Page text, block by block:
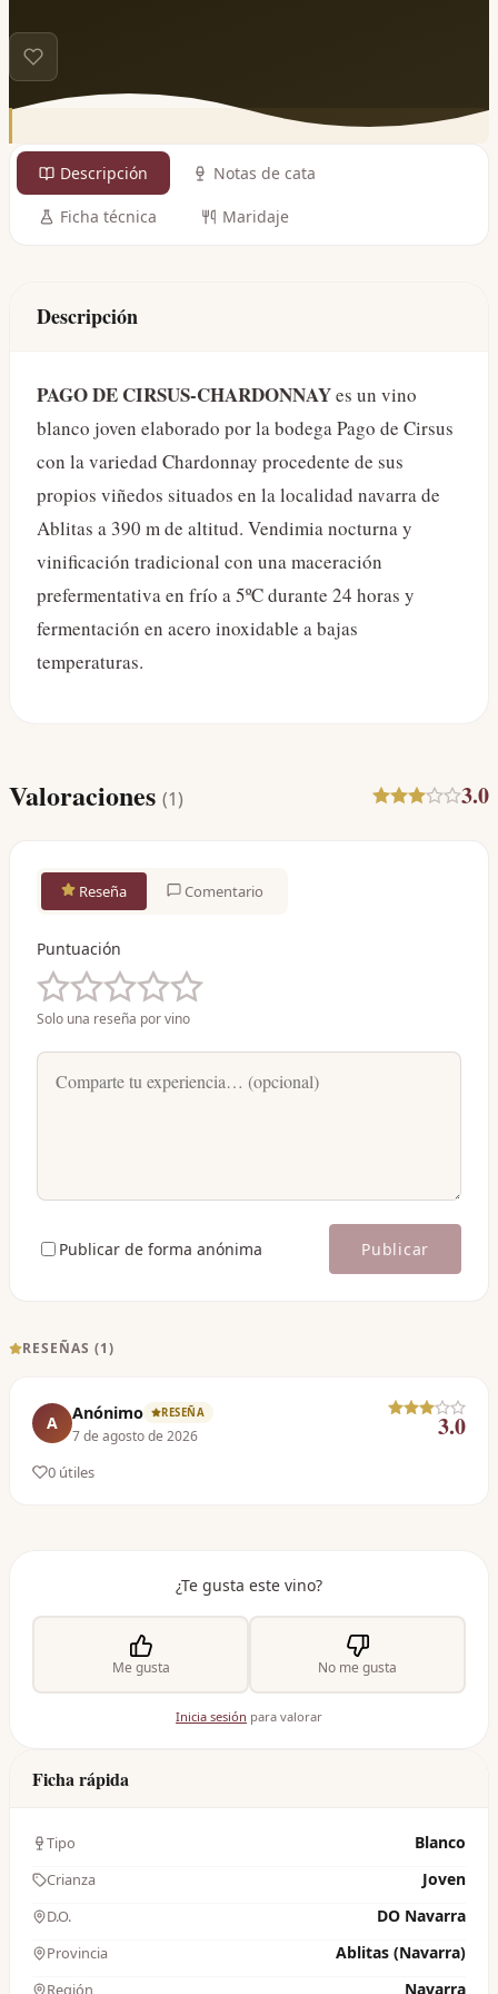
Descripción Notas de cata
Ficha técnica Maridaje
Descripción
PAGO DE CIRSUS-CHARDONNAYes un vino
blanco joven elaborado por la bodega Pago de Cirsus
con la variedad Chardonnay procedente de sus
propios viñedos situados en la localidad navarra de
Ablitas a 390 m de altitud. Vendimia nocturna y
vinificación tradicional con una maceración
prefermentativa en frío a 5ºC durante 24 horas y
fermentación en acero inoxidable a bajas
temperaturas.
Valoraciones (1) 3.0
Reseña Comentario
Puntuación
Solo una reseña por vino
Publicar de forma anónima Publicar
RESEÑAS (1)
A Anónimo RESEÑA
7 de agosto de 2026 3.0
0 útiles
¿Te gusta este vino?
Me gusta No me gusta
Inicia sesión para valorar
Ficha rápida
Tipo Blanco
Crianza Joven
D.O. DO Navarra
Provincia Ablitas (Navarra)
Región Navarra